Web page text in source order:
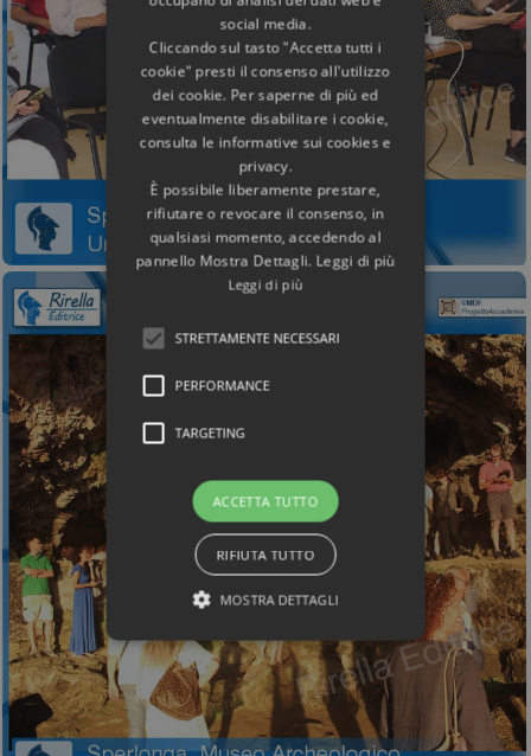
social media.
Cliccando sul tasto "Accetta tutti i
cookie" presti il consenso all'utilizzo
dei cookie. Per saperne di più ed
eventualmente disabilitare i cookie,
consulta le informative sui cookies e
privacy.
È possibile liberamente prestare,
rifiutare o revocare il consenso, in
qualsiasi momento, accedendo al
pannello Mostra Dettagli. Leggi di più
Leggi di più
STRETTAMENTE NECESSARI
PERFORMANCE
TARGETING
ACCETTA TUTTO
RIFIUTA TUTTO
MOSTRA DETTAGLI